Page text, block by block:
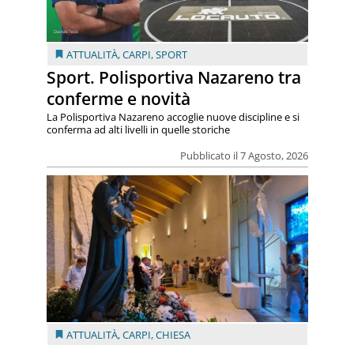
ATTUALITÀ,CARPI,SPORT
Sport. Polisportiva Nazareno tra
conferme e novità
Pubblicato il 7 Agosto, 2026
La Polisportiva Nazareno accoglie nuove discipline e si
conferma ad alti livelli in quelle storiche
ATTUALITÀ,CARPI,CHIESA